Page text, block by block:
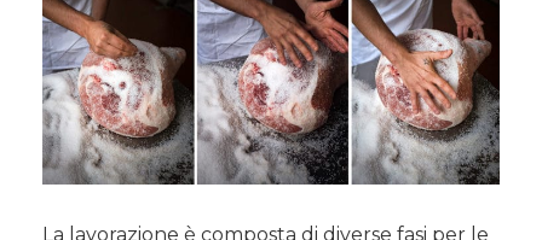
La lavorazione è composta di diverse fasi per le